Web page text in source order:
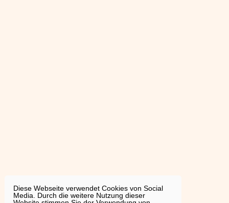
Diese Webseite verwendet Cookies von Social
Media. Durch die weitere Nutzung dieser